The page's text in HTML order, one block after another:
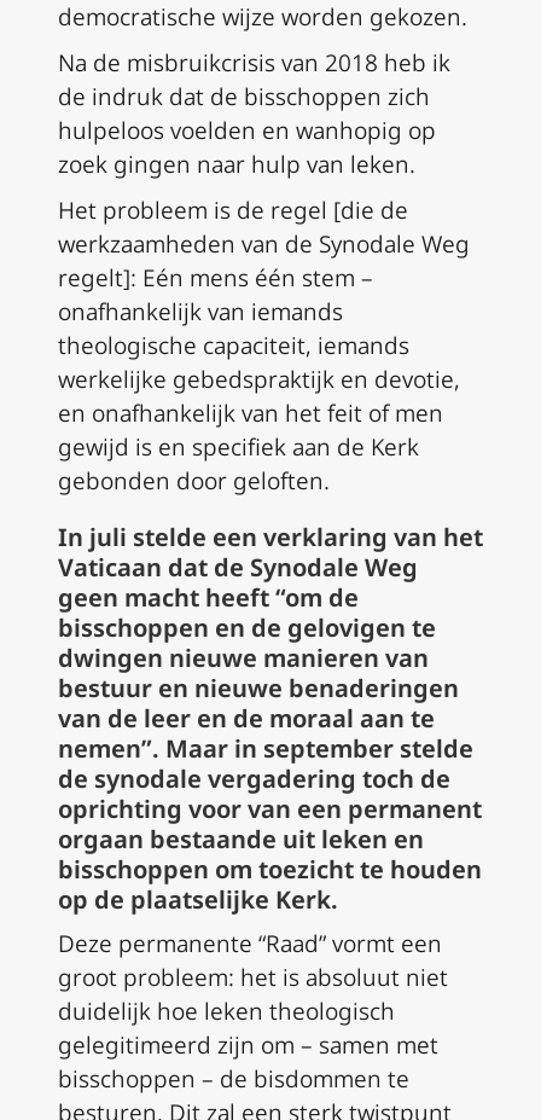
democratische wijze worden gekozen.
Na de misbruikcrisis van 2018 heb ik
de indruk dat de bisschoppen zich
hulpeloos voelden en wanhopig op
zoek gingen naar hulp van leken.
Het probleem is de regel [die de
werkzaamheden van de Synodale Weg
regelt]: Eén mens één stem –
onafhankelijk van iemands
theologische capaciteit, iemands
werkelijke gebedspraktijk en devotie,
en onafhankelijk van het feit of men
gewijd is en specifiek aan de Kerk
gebonden door geloften.
In juli stelde een verklaring van het
Vaticaan dat de Synodale Weg
geen macht heeft “om de
bisschoppen en de gelovigen te
dwingen nieuwe manieren van
bestuur en nieuwe benaderingen
van de leer en de moraal aan te
nemen”. Maar in september stelde
de synodale vergadering toch de
oprichting voor van een permanent
orgaan bestaande uit leken en
bisschoppen om toezicht te houden
op de plaatselijke Kerk.
Deze permanente “Raad” vormt een
groot probleem: het is absoluut niet
duidelijk hoe leken theologisch
gelegitimeerd zijn om – samen met
bisschoppen – de bisdommen te
besturen. Dit zal een sterk twistpunt